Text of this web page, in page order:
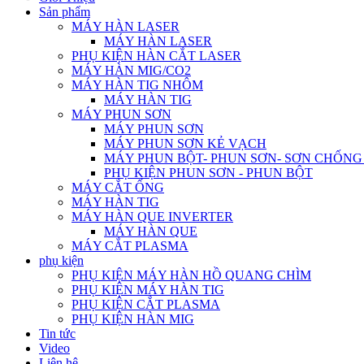
Sản phẩm
MÁY HÀN LASER
MÁY HÀN LASER
PHỤ KIỆN HÀN CẮT LASER
MÁY HÀN MIG/CO2
MÁY HÀN TIG NHÔM
MÁY HÀN TIG
MÁY PHUN SƠN
MÁY PHUN SƠN
MÁY PHUN SƠN KẺ VẠCH
MÁY PHUN BỘT- PHUN SƠN- SƠN
PHỤ KIỆN PHUN SƠN - PHUN BỘT
MÁY CẮT ỐNG
MÁY HÀN TIG
MÁY HÀN QUE INVERTER
MÁY HÀN QUE
MÁY CẮT PLASMA
phụ kiện
PHỤ KIỆN MÁY HÀN HỒ QUANG CHÌM
PHỤ KIỆN MÁY HÀN TIG
PHỤ KIỆN CẮT PLASMA
PHỤ KIỆN HÀN MIG
Tin tức
Video